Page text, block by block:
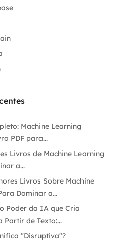
Machine Learning
PDF para...
Livros de Machine Learning
a...
Livros Sobre Machine
Dominar a...
Poder da IA que Cria
Partir de Texto:...
"Disruptiva"?